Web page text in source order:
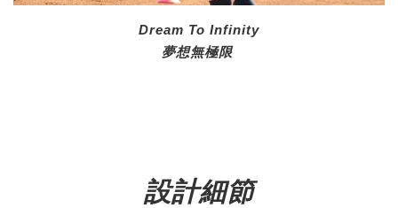
Dream To Infinity
夢想無極限
設計細節